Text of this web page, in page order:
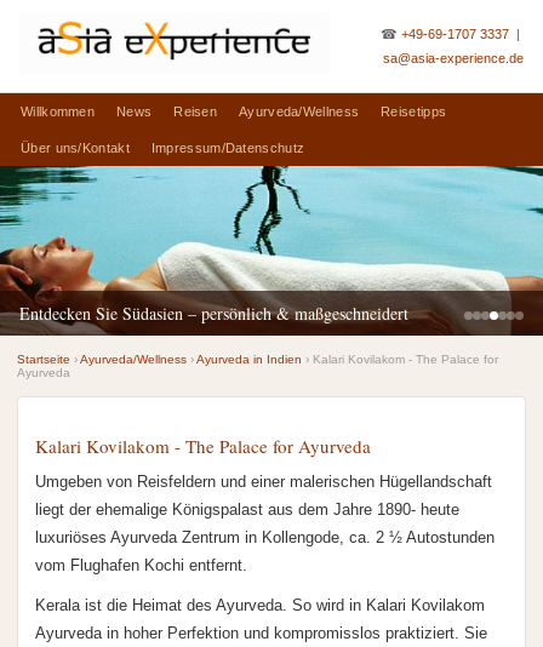
☎ +49-69-1707 3337 |
sa@asia-experience.de
Willkommen News Reisen Ayurveda/Wellness Reisetipps
Über uns/Kontakt Impressum/Datenschutz
Entdecken Sie Südasien – persönlich & maßgeschneidert
Startseite ›Ayurveda/Wellness ›Ayurveda in Indien › Kalari Kovilakom - The Palace for
Ayurveda
Kalari Kovilakom - The Palace for Ayurveda
Umgeben von Reisfeldern und einer malerischen Hügellandschaft
liegt der ehemalige Königspalast aus dem Jahre 1890- heute
luxuriöses Ayurveda Zentrum in Kollengode, ca. 2 ½ Autostunden
vom Flughafen Kochi entfernt.
Kerala ist die Heimat des Ayurveda. So wird in Kalari Kovilakom
Ayurveda in hoher Perfektion und kompromisslos praktiziert. Sie